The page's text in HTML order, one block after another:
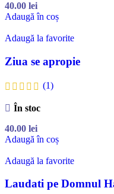
40.00 lei
Adaugă în coș
Adaugă la favorite
Ziua se apropie
(1)
În stoc
40.00 lei
Adaugă în coș
Adaugă la favorite
Laudati pe Domnul